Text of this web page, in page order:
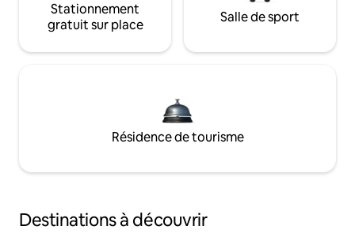
Stationnement
gratuit sur place
Salle de sport
Résidence de tourisme
Destinations à découvrir